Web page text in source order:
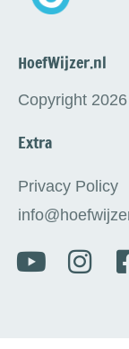
HoefWijzer.nl
Copyright 2026
Extra
Privacy Policy